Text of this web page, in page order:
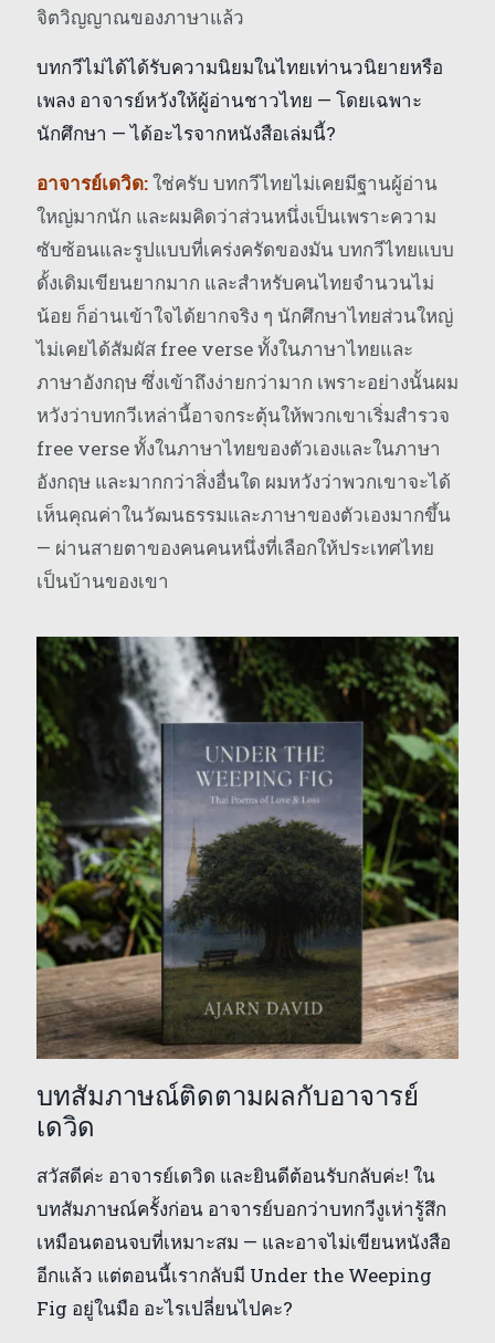
จิตวิญญาณของภาษาแล้ว
บทกวีไม่ได้ได้รับความนิยมในไทยเท่านวนิยายหรือ
เพลง อาจารย์หวังให้ผู้อ่านชาวไทย — โดยเฉพาะ
นักศึกษา — ได้อะไรจากหนังสือเล่มนี้?
อาจารย์เดวิด:ใช่ครับ บทกวีไทยไม่เคยมีฐานผู้อ่าน
ใหญ่มากนัก และผมคิดว่าส่วนหนึ่งเป็นเพราะความ
ซับซ้อนและรูปแบบที่เคร่งครัดของมัน บทกวีไทยแบบ
ดั้งเดิมเขียนยากมาก และสำหรับคนไทยจำนวนไม่
น้อย ก็อ่านเข้าใจได้ยากจริง ๆ นักศึกษาไทยส่วนใหญ่
ไม่เคยได้สัมผัส free verse ทั้งในภาษาไทยและ
ภาษาอังกฤษ ซึ่งเข้าถึงง่ายกว่ามาก เพราะอย่างนั้นผม
หวังว่าบทกวีเหล่านี้อาจกระตุ้นให้พวกเขาเริ่มสำรวจ
free verse ทั้งในภาษาไทยของตัวเองและในภาษา
อังกฤษ และมากกว่าสิ่งอื่นใด ผมหวังว่าพวกเขาจะได้
เห็นคุณค่าในวัฒนธรรมและภาษาของตัวเองมากขึ้น
— ผ่านสายตาของคนคนหนึ่งที่เลือกให้ประเทศไทย
เป็นบ้านของเขา
บทสัมภาษณ์ติดตามผลกับอาจารย์
เดวิด
สวัสดีค่ะ อาจารย์เดวิด และยินดีต้อนรับกลับค่ะ! ใน
บทสัมภาษณ์ครั้งก่อน อาจารย์บอกว่าบทกวีงูเห่ารู้สึก
เหมือนตอนจบที่เหมาะสม — และอาจไม่เขียนหนังสือ
อีกแล้ว แต่ตอนนี้เรากลับมี Under the Weeping
Fig อยู่ในมือ อะไรเปลี่ยนไปคะ?